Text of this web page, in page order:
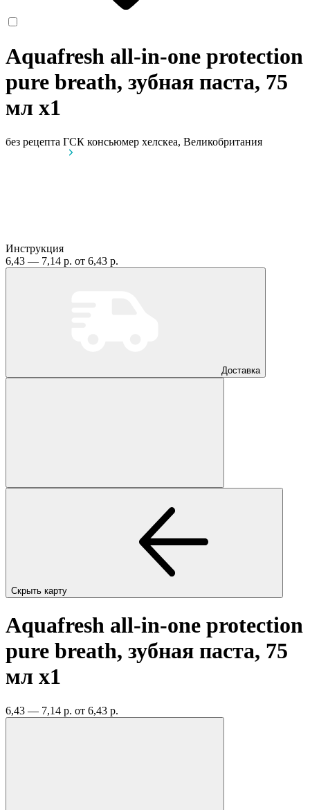
Aquafresh all-in-one protection
pure breath, зубная паста, 75
мл x1
без рецепта ГСК консьюмер хелскеа, Великобритания
Инструкция
6,43 — 7,14 р. от 6,43 р.
Доставка
Скрыть карту
Aquafresh all-in-one protection
pure breath, зубная паста, 75
мл x1
6,43 — 7,14 р. от 6,43 р.